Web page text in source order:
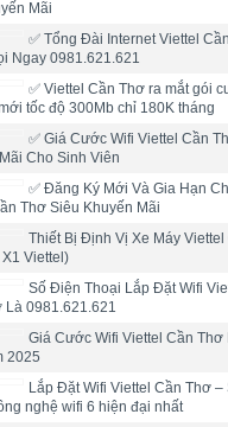
Mãi
✅ Tổng Đài Internet Viettel
Ngay 0981.621.621
✅ ‎Viettel Cần Thơ ra mắt gói
tốc độ 300Mb chỉ 180K tháng
✅ ‎Giá Cước Wifi Viettel Cần
Cho Sinh Viên
✅‎ Đăng Ký Mới Và Gia Hạn
Thơ Siêu Khuyến Mãi
Thiết Bị Định Vị Xe Máy
Viettel)
Số Điện Thoại Lắp Đặt Wifi
Là 0981.621.621
Giá Cước Wifi Viettel Cần Thơ
2025
Lắp Đặt Wifi Viettel Cần Thơ –
nghệ wifi 6 hiện đại nhất